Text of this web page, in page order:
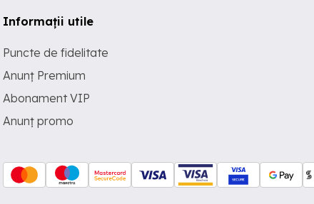
Informații utile
Puncte de fidelitate
Anunț Premium
Abonament VIP
Anunț promo